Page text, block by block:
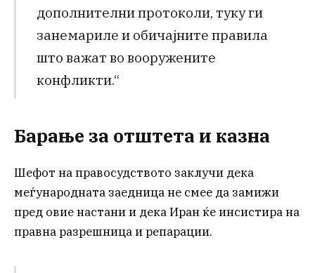
дополнителни протоколи, туку ги
занемариле и обичајните правила
што важат во вооружените
конфликти.“
Барање за отштета и казна
Шефот на правосудството заклучи дека
меѓународната заедница не смее да замижи
пред овие настани и дека Иран ќе инсистира на
правна разрешница и репарации.